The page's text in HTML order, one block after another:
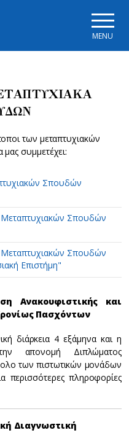
MENU
των μεταπτυχιακών
συμμετέχει:
Σπουδών
Μεταπτυχιακών Σπουδών
Μεταπτυχιακών Σπουδών
Επιστήμη"
Ανακουφιστικής και
Πασχόντων
διάρκεια 4 εξάμηνα και η
απονομή Διπλώματος
των πιστωτικών μονάδων
περισσότερες πληροφορίες
Διαγνωστική